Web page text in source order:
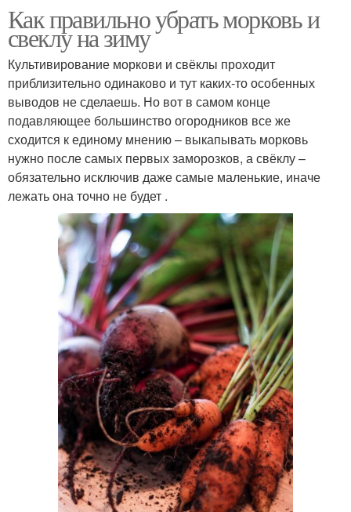
Как правильно убрать морковь и
свеклу на зиму
Культивирование моркови и свёклы проходит
приблизительно одинаково и тут каких-то особенных
выводов не сделаешь. Но вот в самом конце
подавляющее большинство огородников все же
сходится к единому мнению – выкапывать морковь
нужно после самых первых заморозков, а свёклу –
обязательно исключив даже самые маленькие, иначе
лежать она точно не будет .